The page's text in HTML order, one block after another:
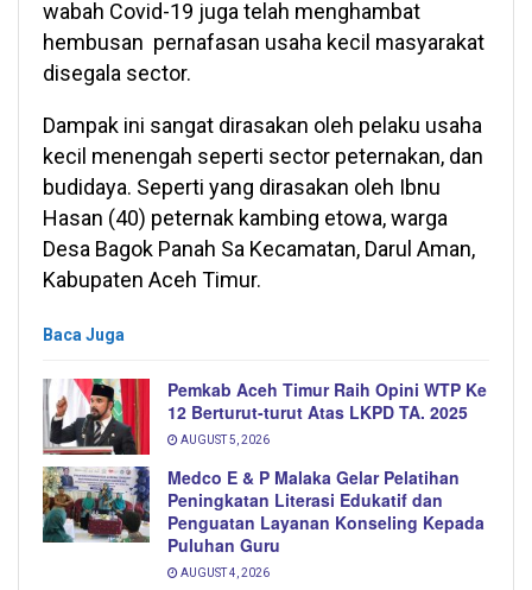
wabah Covid-19 juga telah menghambat
hembusan pernafasan usaha kecil masyarakat
disegala sector.
Dampak ini sangat dirasakan oleh pelaku usaha
kecil menengah seperti sector peternakan, dan
budidaya. Seperti yang dirasakan oleh Ibnu
Hasan (40) peternak kambing etowa, warga
Desa Bagok Panah Sa Kecamatan, Darul Aman,
Kabupaten Aceh Timur.
Baca Juga
Pemkab Aceh Timur Raih Opini WTP Ke
12 Berturut-turut Atas LKPD TA. 2025
AUGUST 5, 2026
Medco E & P Malaka Gelar Pelatihan
Peningkatan Literasi Edukatif dan
Penguatan Layanan Konseling Kepada
Puluhan Guru
AUGUST 4, 2026